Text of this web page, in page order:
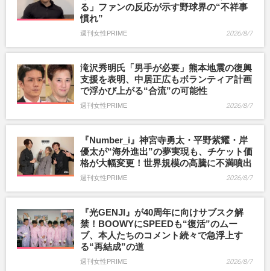
る」ファンの反応が示す野球界の“不祥事
慣れ”
週刊女性PRIME 2026/8/7
滝沢秀明氏「男手が必要」熊本地震の復興
支援を表明、中居正広もボランティア計画
で浮かび上がる“合流”の可能性
週刊女性PRIME 2026/8/7
『Number_i』神宮寺勇太・平野紫耀・岸
優太が“海外進出”の夢実現も、チケット価
格が大幅変更！世界規模の高騰に不満噴出
週刊女性PRIME 2026/8/7
『光GENJI』が40周年に向けサブスク解
禁！BOOWYにSPEEDも“復活”のムー
ブ、本人たちのコメント続々で急浮上す
る“再結成”の道
週刊女性PRIME 2026/8/7